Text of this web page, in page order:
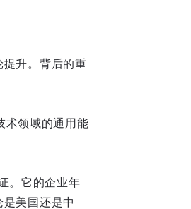
提升。背后的重
术领域的通用能
。它的企业年
美国还是中